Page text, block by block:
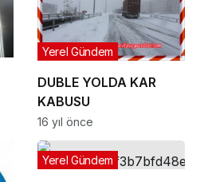
DUBLE YOLDA KAR
KABUSU
Yerel Gündem
16 yıl önce
Yerel Gündem